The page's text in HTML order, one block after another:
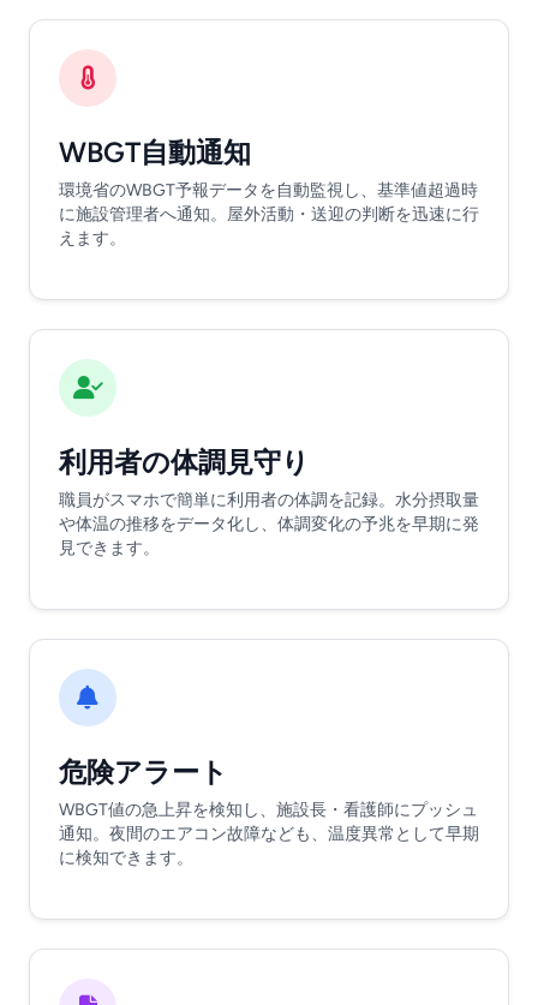
WBGT自動通知
環境省のWBGT予報データを自動監視し、基準値超過時
に施設管理者へ通知。屋外活動・送迎の判断を迅速に行
えます。
利用者の体調見守り
職員がスマホで簡単に利用者の体調を記録。水分摂取量
や体温の推移をデータ化し、体調変化の予兆を早期に発
見できます。
危険アラート
WBGT値の急上昇を検知し、施設長・看護師にプッシュ
通知。夜間のエアコン故障なども、温度異常として早期
に検知できます。